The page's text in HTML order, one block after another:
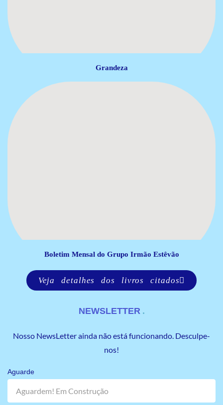
Grandeza
Boletim Mensal do Grupo Irmão Estêvão
Veja detalhes dos livros citados
NEWSLETTER
Nosso NewsLetter ainda não está funcionando. Desculpe-
nos!
Aguarde